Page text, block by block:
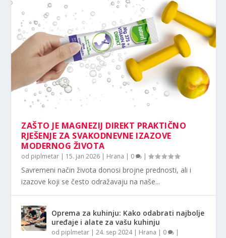
ZAŠTO JE MAGNEZIJ DIREKT PRAKTIČNO
RJEŠENJE ZA SVAKODNEVNE IZAZOVE
MODERNOG ŽIVOTA
od piplmetar | 15. jan 2026 | Hrana | 0 |
Savremeni način života donosi brojne prednosti, ali i
izazove koji se često odražavaju na naše...
Oprema za kuhinju: Kako odabrati najbolje
uređaje i alate za vašu kuhinju
od piplmetar |24. sep 2024| Hrana | 0 |